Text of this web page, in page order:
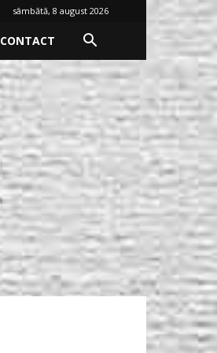
sâmbătă, 8 august 2026
CONTACT